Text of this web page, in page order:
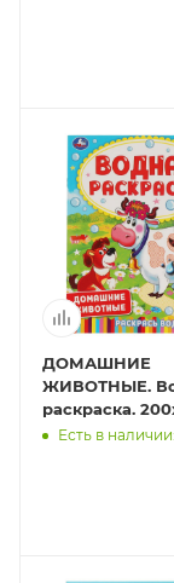
ДОМАШНИЕ
ЖИВОТНЫЕ. Водная
раскраска.
мм., 8 стр. Умка
Есть в наличии: